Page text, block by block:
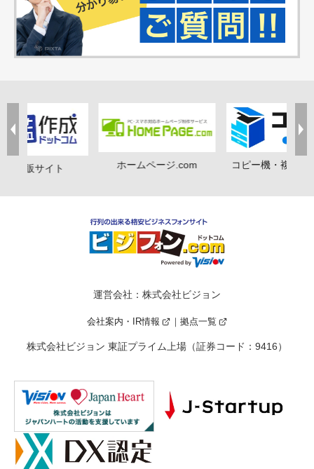
鑑通販サイト ホームページ.com コピー機・複合機
運営会社：株式会社ビジョン
会社案内・IR情報 拠点一覧
株式会社ビジョン 東証プライム上場（証券コード：9416）